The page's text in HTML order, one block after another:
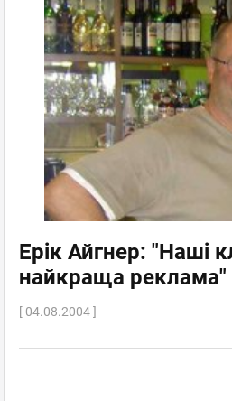
Ерік Айгнер: "Наші
найкраща реклама"
[ 04.08.2004 ]